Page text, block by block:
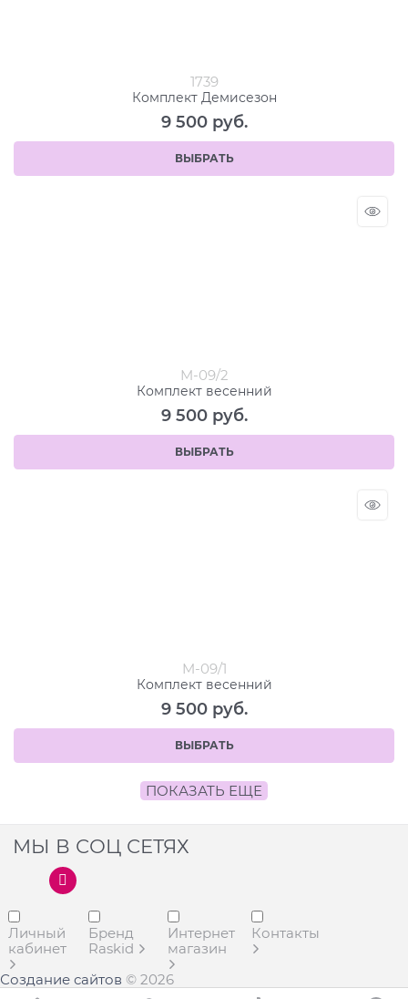
1739
Комплект Демисезон
9 500 руб.
ВЫБРАТЬ
M-09/2
Комплект весенний
9 500 руб.
ВЫБРАТЬ
M-09/1
Комплект весенний
9 500 руб.
ВЫБРАТЬ
ПОКАЗАТЬ ЕЩЕ
МЫ В СОЦ СЕТЯХ
Личный
кабинет
Бренд
Raskid
Интернет
магазин
Контакты
Создание сайтов © 2026